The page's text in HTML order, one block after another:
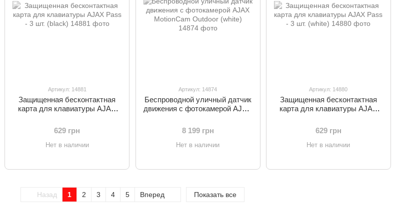
Артикул: 14881
Защищенная бесконтактная
карта для клавиатуры AJAX
629 грн
Нет в наличии
Артикул: 14874
Беспроводной уличный датчик
движения с фотокамерой AJAX
8 199 грн
Нет в наличии
Артикул: 14880
Защищенная бесконтактная
карта для клавиатуры AJAX
629 грн
Нет в наличии
Назад 1 2 3 4 5 Вперед Показать все